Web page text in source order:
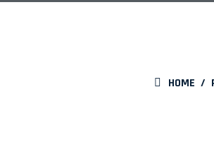
HOME /